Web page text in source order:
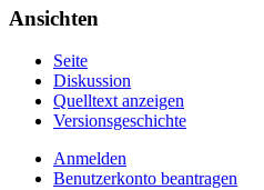
Ansichten
Seite
Diskussion
Quelltext anzeigen
Versionsgeschichte
Anmelden
Benutzerkonto beantragen